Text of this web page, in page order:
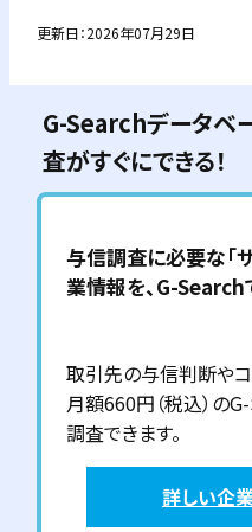
更新日：2026年07月29日
G-Searchデータベ
査がすぐにできる！
与信調査に必要な「
業情報を、G-Search
取引先の与信判断やコ
月額660円（税込）の
調査できます。
詳しい企